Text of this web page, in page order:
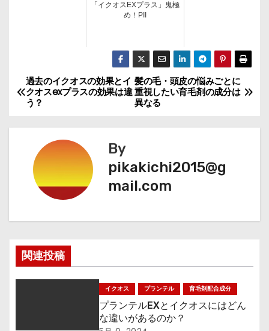
「イクオスEXプラス」鬼極
め！PII
投
稿
ビ
ゲ
シ
ョ
髪の毛・頭皮の悩みごとに
重視したい育毛剤の成分は
異なる
過去のイクオスの効果とイ
クオスexプラスの効果は違
う？
By
pikakichi2015@g
mail.com
関連投稿
イクオス プランテル 育毛剤配合成分
プランテルEXとイクオスにはどん
な違いがあるのか？